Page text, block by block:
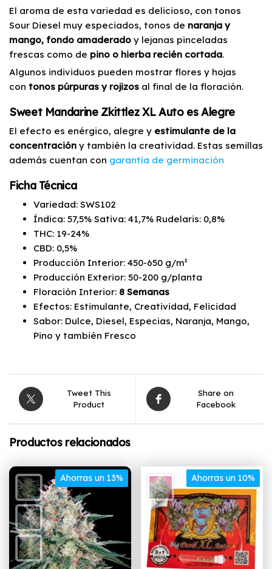
El aroma de esta variedad es delicioso, con tonos
Sour Diesel muy especiados, tonos de naranja y
mango, fondo amaderado y lejanas pinceladas
frescas como de pino o hierba recién cortada.
Algunos individuos pueden mostrar flores y hojas
con tonos púrpuras y rojizos al final de la floración.
Sweet Mandarine Zkittlez XL Auto es Alegre
El efecto es enérgico, alegre y estimulante de la
concentración y también la creatividad. Estas semillas
además cuentan con garantía de germinación
Ficha Técnica
Variedad: SWS102
Índica: 57,5% Sativa: 41,7% Rudelaris: 0,8%
THC: 19-24%
CBD: 0,5%
Producción Interior: 450-650 g/m²
Producción Exterior: 50-200 g/planta
Floración Interior: 8 Semanas
Efectos: Estimulante, Creatividad, Felicidad
Sabor: Dulce, Diesel, Especias, Naranja, Mango,
Pino y también Fresco
Tweet This
Product
Share on
Facebook
Productos relacionados
Ahorras un 13% Ahorras un 10%